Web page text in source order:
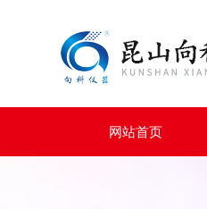
网站首页